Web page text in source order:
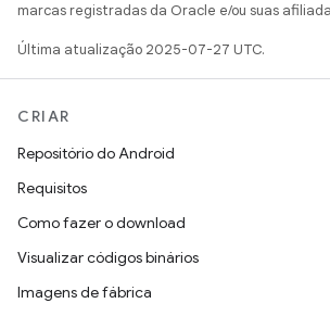
marcas registradas da Oracle e/ou suas
Última atualização 2025-07-27 UTC.
CRIAR
Repositório do Android
Requisitos
Como fazer o download
Visualizar códigos binários
Imagens de fábrica